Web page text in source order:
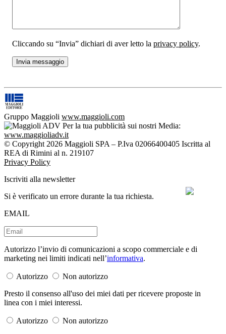
Cliccando su “Invia” dichiari di aver letto la privacy policy.
Gruppo Maggioli www.maggioli.com
Per la tua pubblicità sui nostri Media:
www.maggioliadv.it
© Copyright 2026 Maggioli SPA – P.Iva 02066400405 Iscritta al
REA di Rimini al n. 219107
Privacy Policy
Iscriviti alla newsletter
Si è verificato un errore durante la tua richiesta.
EMAIL
Autorizzo l’invio di comunicazioni a scopo commerciale e di
marketing nei limiti indicati nell’informativa.
Autorizzo
Non autorizzo
Presto il consenso all'uso dei miei dati per ricevere proposte in
linea con i miei interessi.
Autorizzo
Non autorizzo